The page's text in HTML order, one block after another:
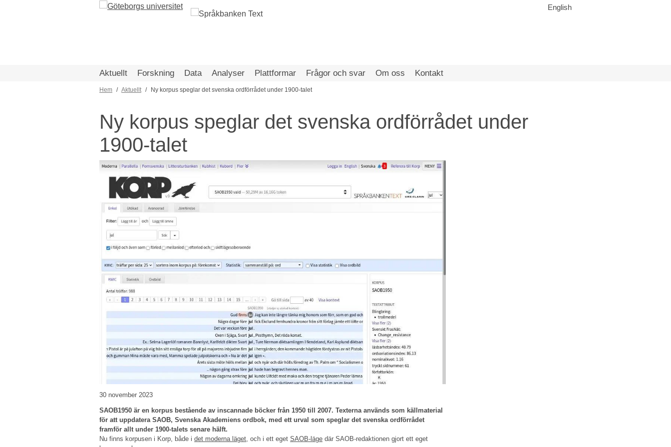
English
Aktuellt Forskning Data Analyser Plattformar Frågor och svar Om oss Kontakt
Länkstig
Hem Aktuellt Ny korpus speglar det svenska ordförrådet under 1900-talet
Ny korpus speglar det svenska ordförrådet under
1900-talet
30 november 2023
SAOB1950 är en korpus bestående av inscannade böcker från 1950 till 2007. Texterna används som källmaterial
för att uppdatera SAOB, Svenska Akademiens ordbok, med ett urval som speglar det svenska ordförrådet
framför allt under 1900-talets senare hälft.
Nu finns korpusen i Korp, både i det moderna läget , och i ett eget SAOB-läge där SAOB-redaktionen gjort ett eget